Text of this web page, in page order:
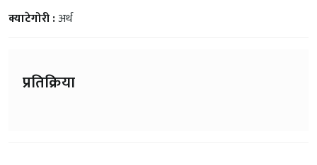
क्याटेगोरी :अर्थ
प्रतिक्रिया